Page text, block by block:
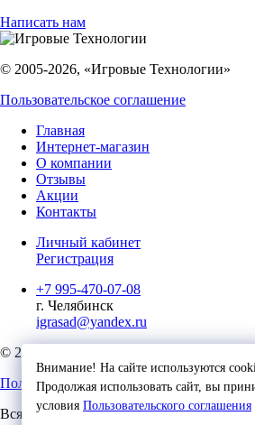
Внимание! На сайте используются
Продолжая использовать сайт, вы
условия Пользовательского соглашения
Написать нам
© 2005-2026, «Игровые Технологии»
Пользовательское соглашение
Главная
Интернет-магазин
О компании
Отзывы
Акции
Контакты
Личный кабинет
Регистрация
+7 995-470-07-08
г. Челябинск
igrasad@yandex.ru
© 2023, Игровые Технологии
Пользовательское соглашение
Вся представленная на сайте